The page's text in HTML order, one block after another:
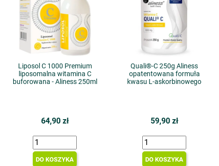
Liposol C 1000 Premium
liposomalna witamina C
buforowana - Aliness 250ml
64,90 zł
DO KOSZYKA
Quali®-C 250g Aliness
opatentowana formuła
kwasu L-askorbinowego
59,90 zł
DO KOSZYKA